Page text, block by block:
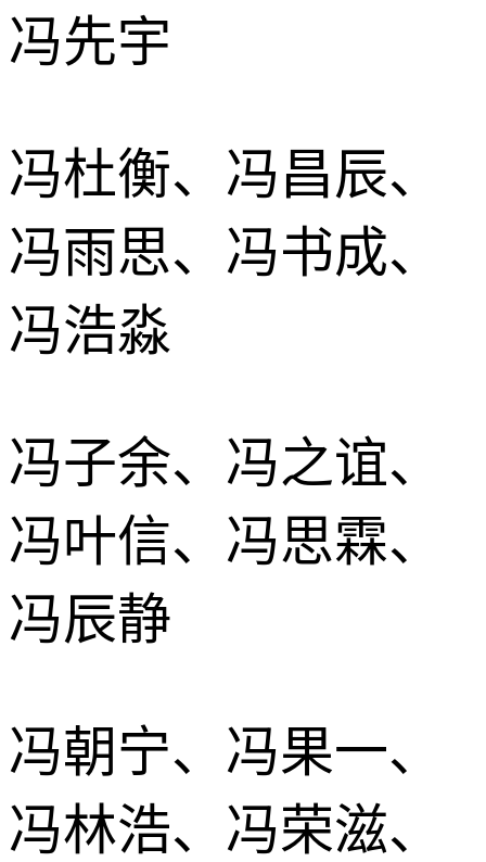
冯先宇
冯杜衡、冯昌辰、
冯雨思、冯书成、
冯浩淼
冯子余、冯之谊、
冯叶信、冯思霖、
冯辰静
冯朝宁、冯果一、
冯林浩、冯荣滋、